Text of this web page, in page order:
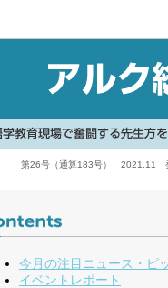
第26号（通算183号） 2021.11
今月の注目ニュース・ピ
イベントレポート